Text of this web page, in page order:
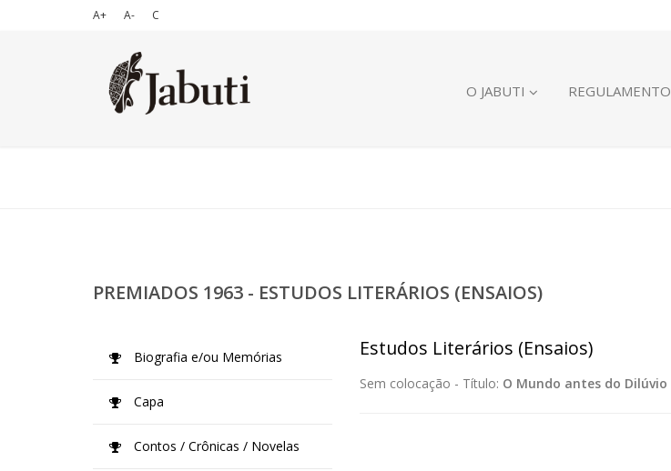
A+ A- C
O JABUTI REGULAMENTO
PREMIADOS 1963 - ESTUDOS LITERÁRIOS (ENSAIOS)
Estudos Literários (Ensaios)
Sem colocação - Título: O Mundo antes do Dilúvio
Biografia e/ou Memórias
Capa
Contos / Crônicas / Novelas